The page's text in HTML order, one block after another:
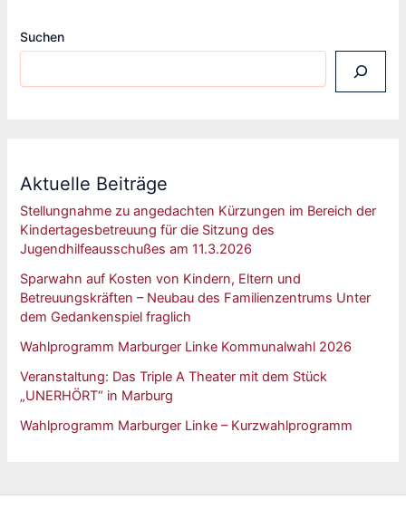
Suchen
Aktuelle Beiträge
Stellungnahme zu angedachten Kürzungen im Bereich der
Kindertagesbetreuung für die Sitzung des
Jugendhilfeausschußes am 11.3.2026
Sparwahn auf Kosten von Kindern, Eltern und
Betreuungskräften – Neubau des Familienzentrums Unter
dem Gedankenspiel fraglich
Wahlprogramm Marburger Linke Kommunalwahl 2026
Veranstaltung: Das Triple A Theater mit dem Stück
„UNERHÖRT“ in Marburg
Wahlprogramm Marburger Linke – Kurzwahlprogramm